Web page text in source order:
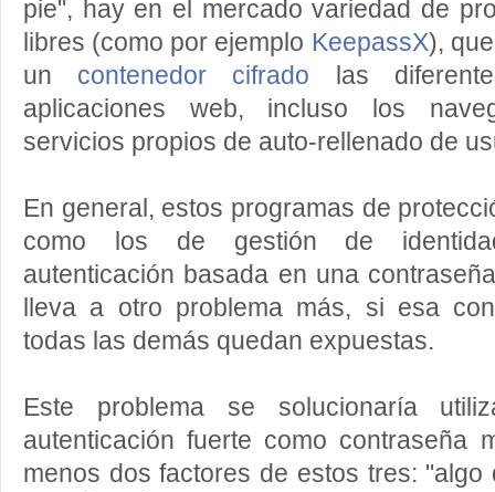
pie", hay en el mercado variedad de
libres (como por ejemplo KeepassX),
un contenedor cifrado las
aplicaciones web, incluso los
servicios propios de auto-rellenado de
En general, estos programas de
como los de gestión de
autenticación basada en una
lleva a otro problema más, si esa
todas las demás quedan expuestas.
Este problema se solucionaría
autenticación fuerte como contraseña
menos dos factores de estos tres: